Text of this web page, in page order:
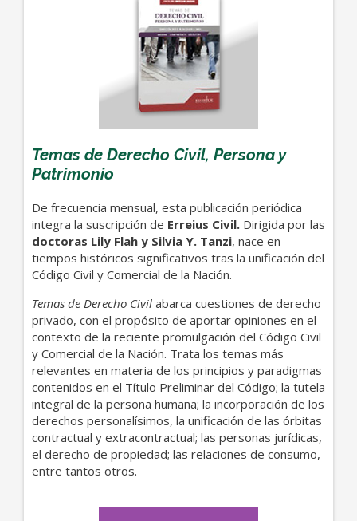
Temas de Derecho Civil, Persona y
Patrimonio
De frecuencia mensual, esta publicación periódica
integra la suscripción de Erreius Civil. Dirigida por las
doctoras Lily Flah y Silvia Y. Tanzi, nace en
tiempos históricos significativos tras la unificación del
Código Civil y Comercial de la Nación.
Temas de Derecho Civil abarca cuestiones de derecho
privado, con el propósito de aportar opiniones en el
contexto de la reciente promulgación del Código Civil
y Comercial de la Nación. Trata los temas más
relevantes en materia de los principios y paradigmas
contenidos en el Título Preliminar del Código; la tutela
integral de la persona humana; la incorporación de los
derechos personalísimos, la unificación de las órbitas
contractual y extracontractual; las personas jurídicas,
el derecho de propiedad; las relaciones de consumo,
entre tantos otros.